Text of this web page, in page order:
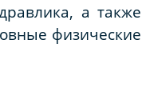
а также
физические